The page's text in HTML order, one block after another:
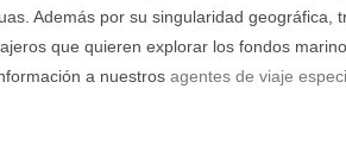
Además por su singularidad
que quieren explorar los fondos
a nuestros agentes de viaje